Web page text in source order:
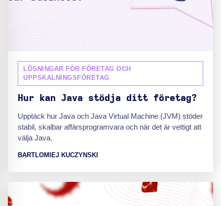
LÖSNINGAR FÖR FÖRETAG OCH
UPPSKALNINGSFÖRETAG
Hur kan Java stödja ditt företag?
Upptäck hur Java och Java Virtual Machine (JVM) stöder
stabil, skalbar affärsprogramvara och när det är vettigt att
välja Java.
BARTLOMIEJ KUCZYNSKI